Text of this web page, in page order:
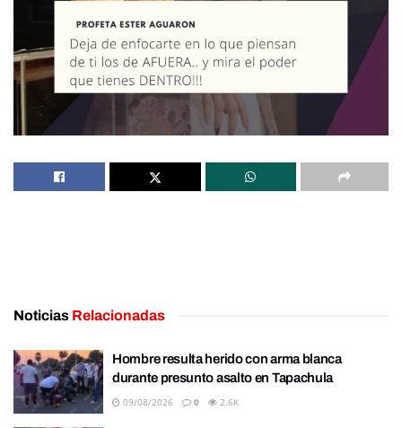
Noticias Relacionadas
Hombre resulta herido con arma blanca
durante presunto asalto en Tapachula
09/08/2026 0 2.6K